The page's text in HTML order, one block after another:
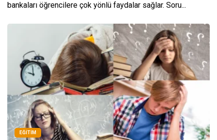
bankaları öğrencilere çok yönlü faydalar sağlar. Soru...
EĞITIM